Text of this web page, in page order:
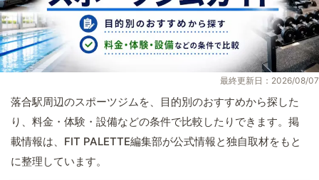
最終更新日：2026/08/07
落合駅周辺のスポーツジムを、目的別のおすすめから探した
り、料金・体験・設備などの条件で比較したりできます。掲
載情報は、FIT PALETTE編集部が公式情報と独自取材をもと
に整理しています。